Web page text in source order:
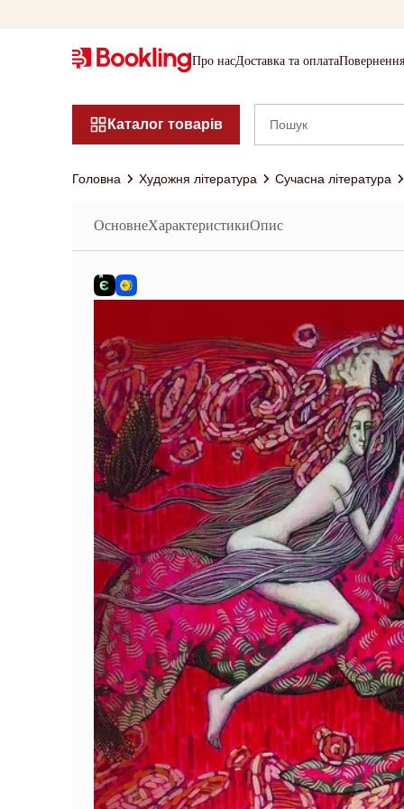
Про насДоставка та оплата
Каталог товарів
Головна Художня література Сучасна література
ОсновнеХарактеристикиОпис